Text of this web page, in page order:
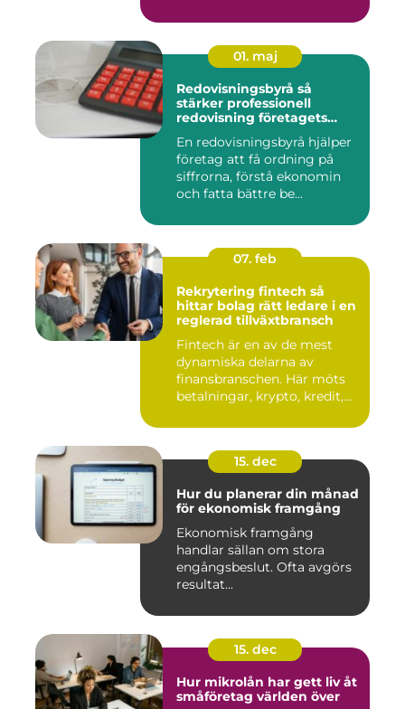
01. maj
Redovisningsbyrå så
stärker professionell
redovisning företagets
En redovisningsbyrå hjälper
företag att få ordning på
siffrorna, förstå ekonomin
och fatta bättre be...
07. feb
Rekrytering fintech så
hittar bolag rätt ledare i en
reglerad tillväxtbransch
Fintech är en av de mest
dynamiska delarna av
finansbranschen. Här möts
betalningar, krypto, kredit,...
15. dec
Hur du planerar din månad
för ekonomisk framgång
Ekonomisk framgång
handlar sällan om stora
engångsbeslut. Ofta avgörs
resultat...
15. dec
Hur mikrolån har gett liv åt
småföretag världen över